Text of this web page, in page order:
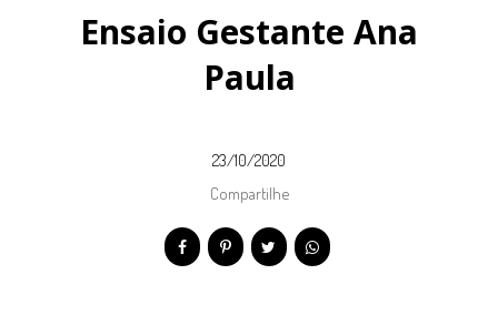
Ensaio Gestante Ana
Paula
23/10/2020
Compartilhe